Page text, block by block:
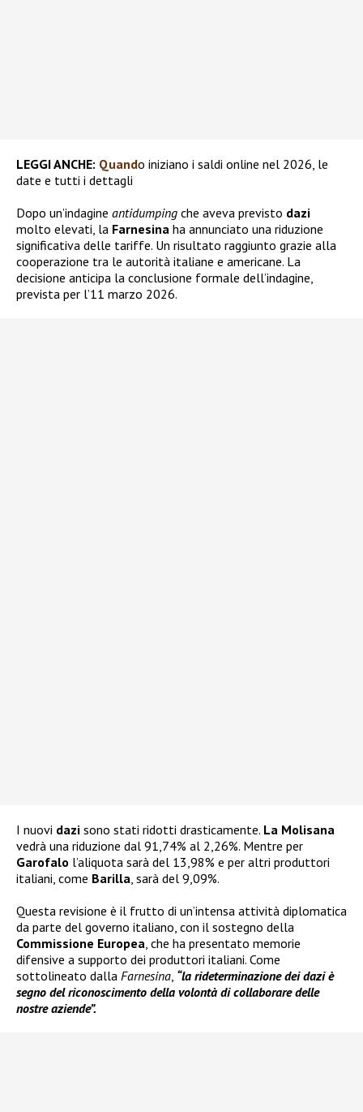
LEGGI ANCHE: Quando iniziano i saldi online nel 2026, le
date e tutti i dettagli
Dopo un’indagine antidumping che aveva previsto dazi
molto elevati, la Farnesina ha annunciato una riduzione
significativa delle tariffe. Un risultato raggiunto grazie alla
cooperazione tra le autorità italiane e americane. La
decisione anticipa la conclusione formale dell’indagine,
prevista per l’11 marzo 2026.
I nuovi dazi sono stati ridotti drasticamente. La Molisana
vedrà una riduzione dal 91,74% al 2,26%. Mentre per
Garofalo l’aliquota sarà del 13,98% e per altri produttori
italiani, come Barilla, sarà del 9,09%.
Questa revisione è il frutto di un’intensa attività diplomatica
da parte del governo italiano, con il sostegno della
Commissione Europea, che ha presentato memorie
difensive a supporto dei produttori italiani. Come
sottolineato dalla Farnesina, “la rideterminazione dei dazi è
segno del riconoscimento della volontà di collaborare delle
nostre aziende”.